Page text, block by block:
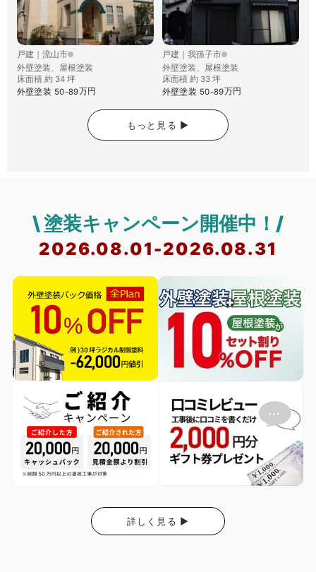
戸建 ｜ 流山市
外壁塗装、屋根塗装
床面積 約 34 坪
外壁塗装 50-89万円
戸建 ｜ 我孫子市
外壁塗装、屋根塗装
床面積 約 33 坪
外壁塗装 50-89万円
もっと見る ▶︎
\ 塗装キャンペーン開催中！/
2026.08.01-2026.08.31
詳しく見る ▶